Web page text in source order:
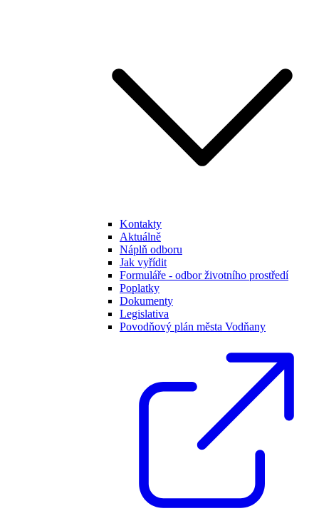
Kontakty
Aktuálně
Náplň odboru
Jak vyřídit
Formuláře - odbor životního prostředí
Poplatky
Dokumenty
Legislativa
Povodňový plán města Vodňany